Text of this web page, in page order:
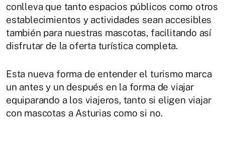
conlleva que tanto espacios públicos como otros
establecimientos y actividades sean accesibles
también para nuestras mascotas, facilitando así
disfrutar de la oferta turística completa.
Esta nueva forma de entender el turismo marca
un antes y un después en la forma de viajar
equiparando a los viajeros, tanto si eligen viajar
con mascotas a Asturias como si no.